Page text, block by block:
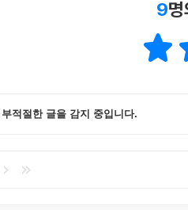
9
부적절한 글을 감지 중입니다.